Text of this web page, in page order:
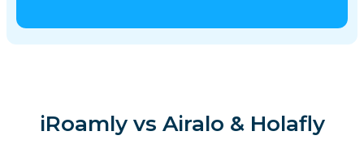
iRoamly vs Airalo & Holafly